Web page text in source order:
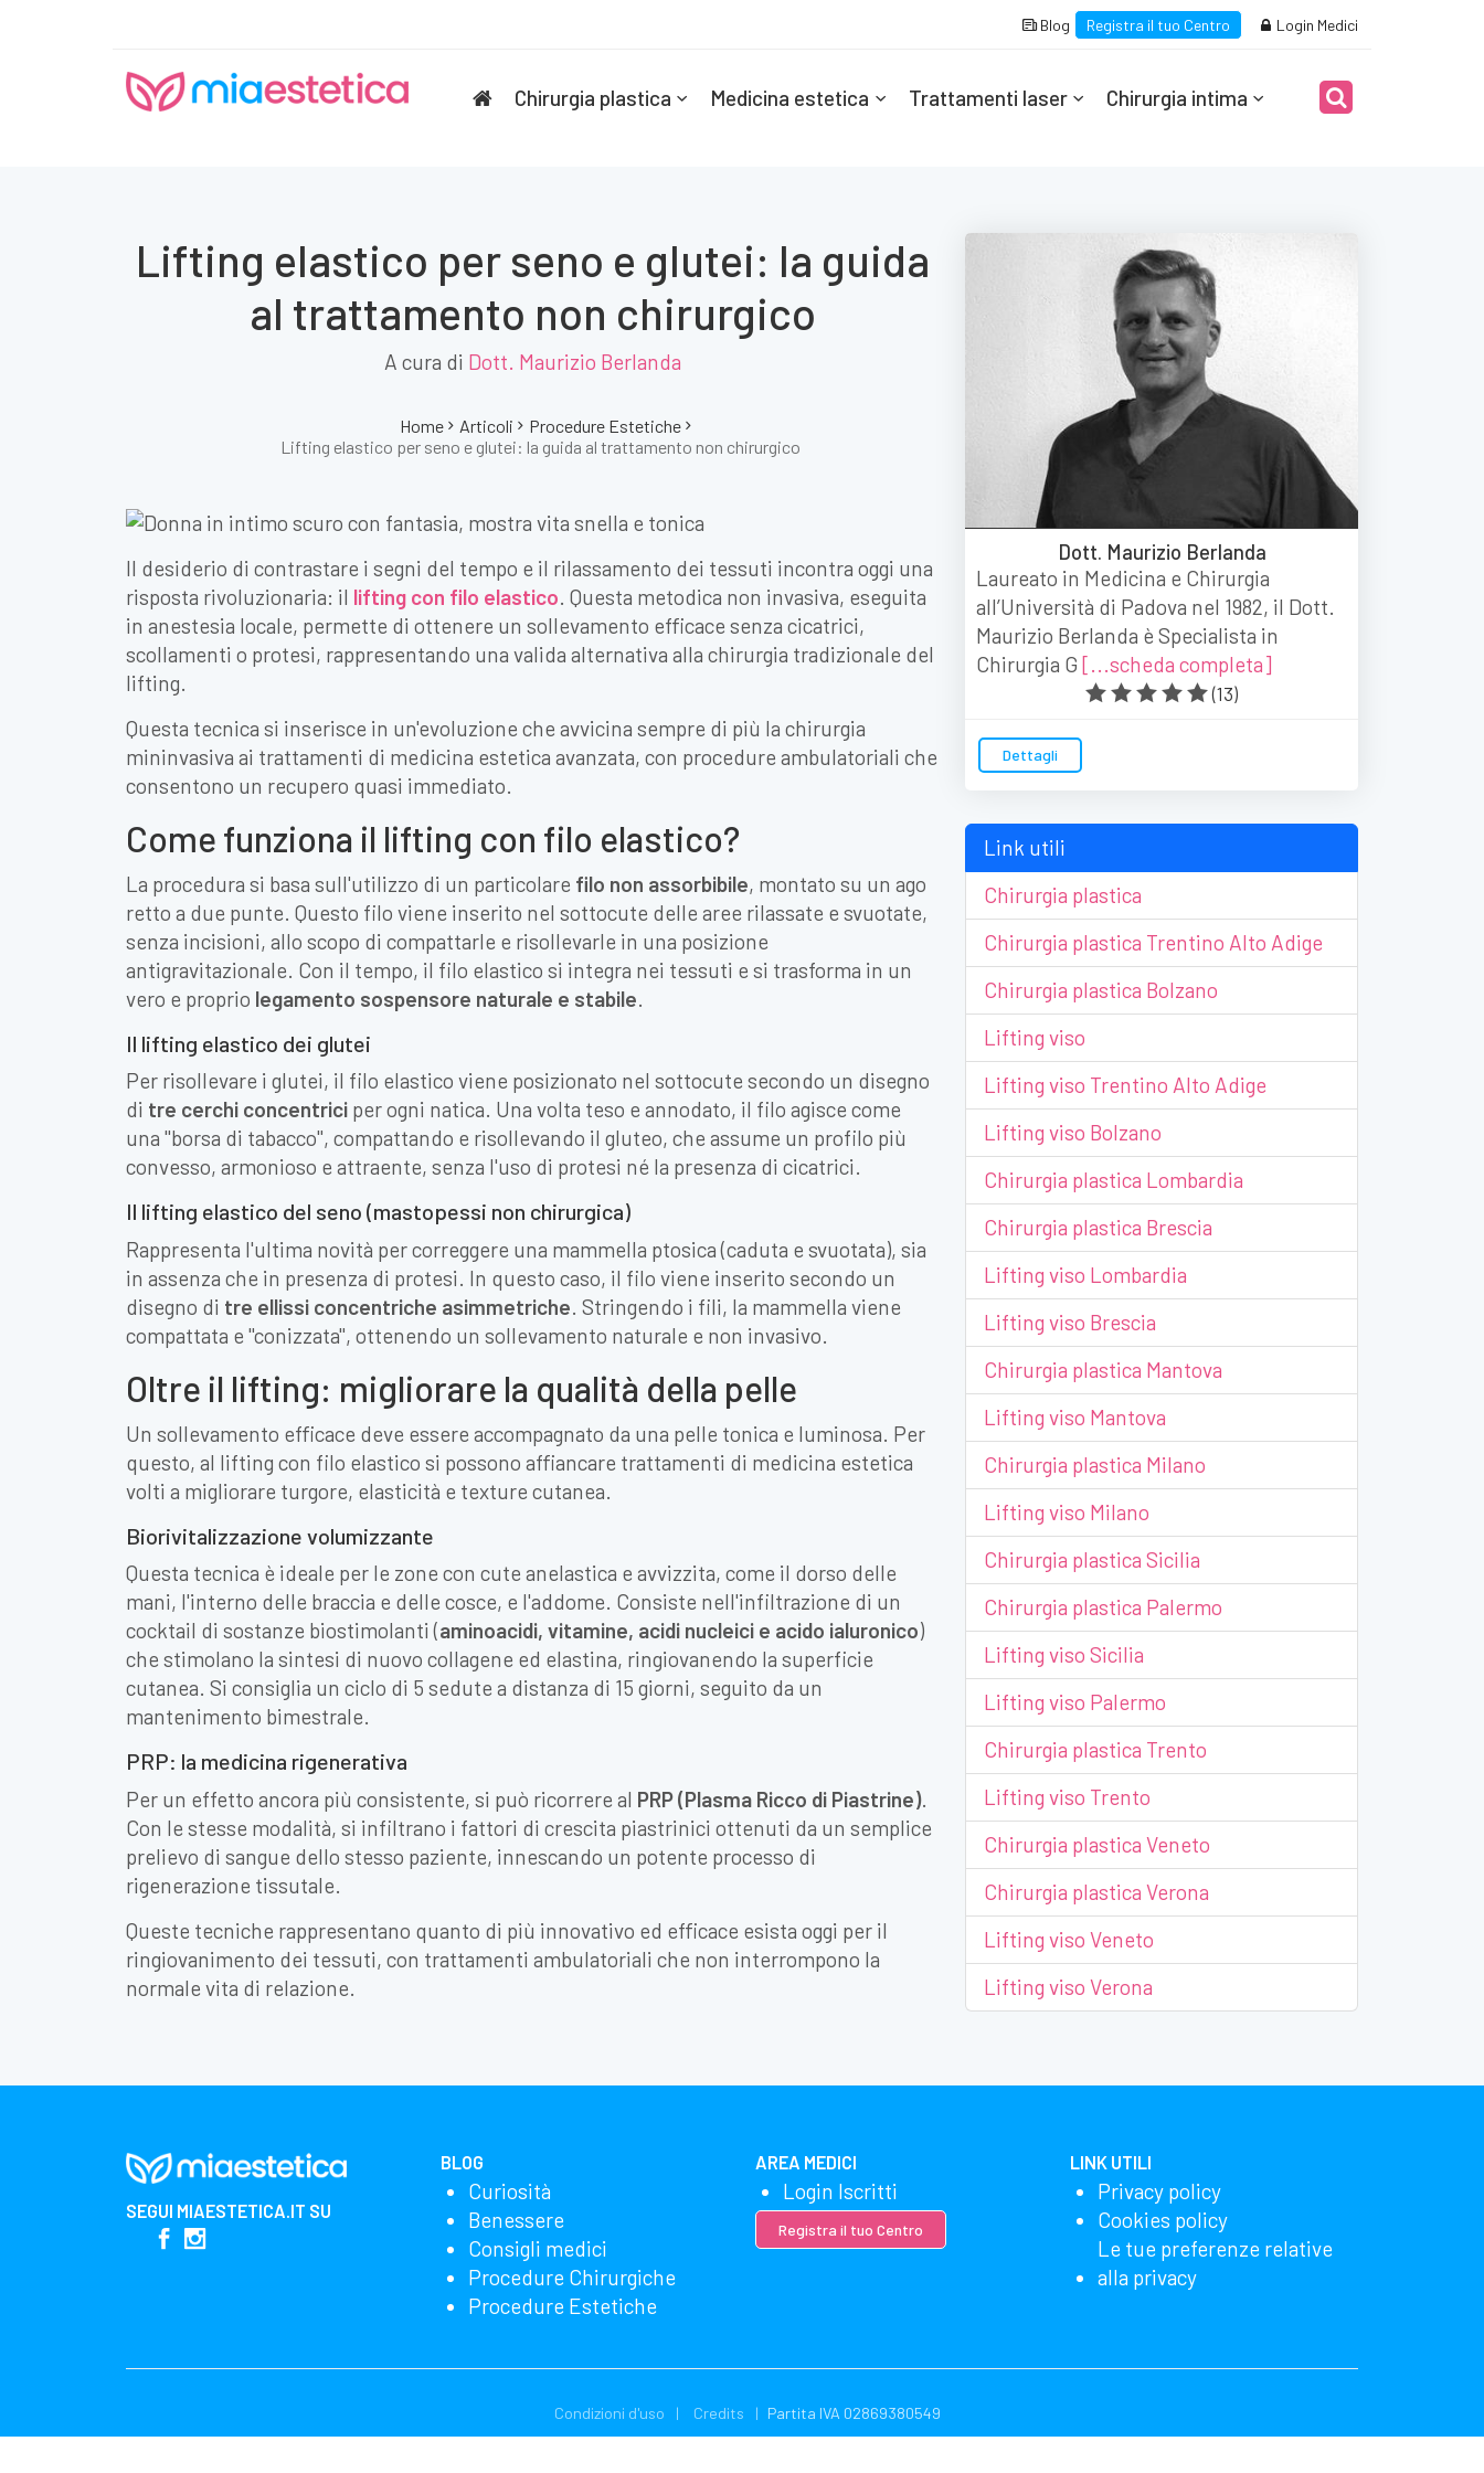
Blog Registra il tuo Centro Login Medici
Chirurgia plastica Medicina estetica Trattamenti laser Chirurgia intima
Lifting elastico per seno e glutei: la guida
al trattamento non chirurgico
A cura di Dott. Maurizio Berlanda
Home Articoli
Procedure Estetiche
Lifting elastico per seno e glutei: la guida al trattamento non chirurgico
Il desiderio di contrastare i segni del tempo e il rilassamento dei tessuti incontra oggi una
risposta rivoluzionaria: il lifting con filo elastico. Questa metodica non invasiva, eseguita
in anestesia locale, permette di ottenere un sollevamento efficace senza cicatrici,
scollamenti o protesi, rappresentando una valida alternativa alla chirurgia tradizionale del
lifting.
Questa tecnica si inserisce in un'evoluzione che avvicina sempre di più la chirurgia
mininvasiva ai trattamenti di medicina estetica avanzata, con procedure ambulatoriali che
consentono un recupero quasi immediato.
Come funziona il lifting con filo elastico?
La procedura si basa sull'utilizzo di un particolare filo non assorbibile, montato su un ago
retto a due punte. Questo filo viene inserito nel sottocute delle aree rilassate e svuotate,
senza incisioni, allo scopo di compattarle e risollevarle in una posizione
antigravitazionale. Con il tempo, il filo elastico si integra nei tessuti e si trasforma in un
vero e proprio legamento sospensore naturale e stabile.
Il lifting elastico dei glutei
Per risollevare i glutei, il filo elastico viene posizionato nel sottocute secondo un disegno
di tre cerchi concentrici per ogni natica. Una volta teso e annodato, il filo agisce come
una "borsa di tabacco", compattando e risollevando il gluteo, che assume un profilo più
convesso, armonioso e attraente, senza l'uso di protesi né la presenza di cicatrici.
Il lifting elastico del seno (mastopessi non chirurgica)
Rappresenta l'ultima novità per correggere una mammella ptosica (caduta e svuotata), sia
in assenza che in presenza di protesi. In questo caso, il filo viene inserito secondo un
disegno di tre ellissi concentriche asimmetriche. Stringendo i fili, la mammella viene
compattata e "conizzata", ottenendo un sollevamento naturale e non invasivo.
Oltre il lifting: migliorare la qualità della pelle
Un sollevamento efficace deve essere accompagnato da una pelle tonica e luminosa. Per
questo, al lifting con filo elastico si possono affiancare trattamenti di medicina estetica
volti a migliorare turgore, elasticità e texture cutanea.
Biorivitalizzazione volumizzante
Questa tecnica è ideale per le zone con cute anelastica e avvizzita, come il dorso delle
mani, l'interno delle braccia e delle cosce, e l'addome. Consiste nell'infiltrazione di un
cocktail di sostanze biostimolanti (aminoacidi, vitamine, acidi nucleici e acido ialuronico)
che stimolano la sintesi di nuovo collagene ed elastina, ringiovanendo la superficie
cutanea. Si consiglia un ciclo di 5 sedute a distanza di 15 giorni, seguito da un
mantenimento bimestrale.
PRP: la medicina rigenerativa
Per un effetto ancora più consistente, si può ricorrere al PRP (Plasma Ricco di Piastrine).
Con le stesse modalità, si infiltrano i fattori di crescita piastrinici ottenuti da un semplice
prelievo di sangue dello stesso paziente, innescando un potente processo di
rigenerazione tissutale.
Queste tecniche rappresentano quanto di più innovativo ed efficace esista oggi per il
ringiovanimento dei tessuti, con trattamenti ambulatoriali che non interrompono la
normale vita di relazione.
Dott. Maurizio Berlanda
Laureato in Medicina e Chirurgia
all’Università di Padova nel 1982, il Dott.
Maurizio Berlanda è Specialista in
Chirurgia G [...scheda completa]
(13)
Dettagli
Link utili
Chirurgia plastica
Chirurgia plastica Trentino Alto Adige
Chirurgia plastica Bolzano
Lifting viso
Lifting viso Trentino Alto Adige
Lifting viso Bolzano
Chirurgia plastica Lombardia
Chirurgia plastica Brescia
Lifting viso Lombardia
Lifting viso Brescia
Chirurgia plastica Mantova
Lifting viso Mantova
Chirurgia plastica Milano
Lifting viso Milano
Chirurgia plastica Sicilia
Chirurgia plastica Palermo
Lifting viso Sicilia
Lifting viso Palermo
Chirurgia plastica Trento
Lifting viso Trento
Chirurgia plastica Veneto
Chirurgia plastica Verona
Lifting viso Veneto
Lifting viso Verona
SEGUI MIAESTETICA.IT SU
BLOG
Curiosità
Benessere
Consigli medici
Procedure Chirurgiche
Procedure Estetiche
AREA MEDICI
Login Iscritti
Registra il tuo Centro
LINK UTILI
Privacy policy
Cookies policy
Le tue preferenze relative
alla privacy
Condizioni d'uso Credits Partita IVA 02869380549